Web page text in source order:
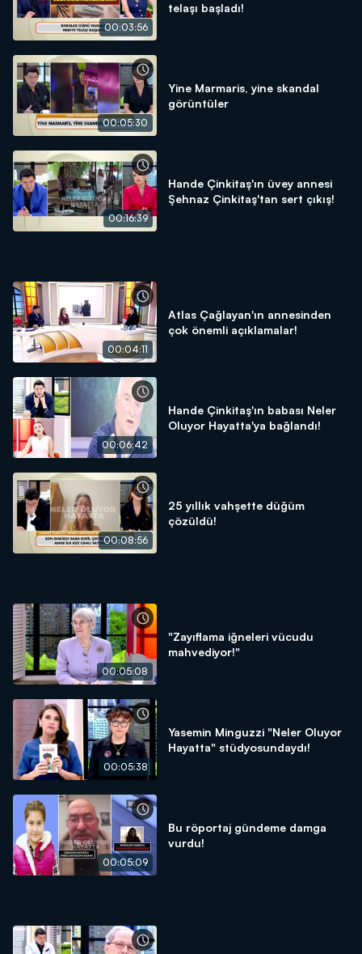
00:03:56
telaşı başladı!
00:05:30
Yine Marmaris, yine skandal
görüntüler
00:16:39
Hande Çinkitaş'ın üvey annesi
Şehnaz Çinkitaş'tan sert çıkış!
00:04:11
Atlas Çağlayan'ın annesinden
çok önemli açıklamalar!
00:06:42
Hande Çinkitaş'ın babası Neler
Oluyor Hayatta'ya bağlandı!
00:08:56
25 yıllık vahşette düğüm
çözüldü!
00:05:08
"Zayıflama iğneleri vücudu
mahvediyor!"
00:05:38
Yasemin Minguzzi "Neler Oluyor
Hayatta" stüdyosundaydı!
00:05:09
Bu röportaj gündeme damga
vurdu!